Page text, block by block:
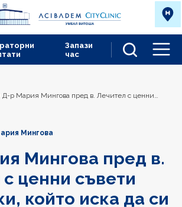
Запази
час
център
Д-р Мария Мингова пред в. Лечител с ценни
Мингова
Мингова пред в.
ценни съвети
който иска да си